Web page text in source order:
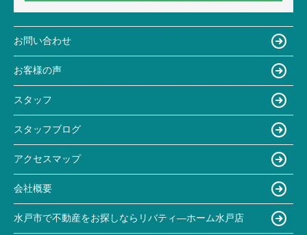
お問い合わせ
お客様の声
スタッフ
スタッフブログ
アクセスマップ
会社概要
水戸市で不動産をお探しならリバティ―ホーム水戸店